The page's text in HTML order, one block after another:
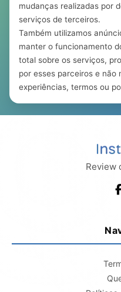
mudanças realizadas por
serviços de terceiros.
Também utilizamos
manter o funcionamento
total sobre os serviços,
por esses parceiros e não
experiências, termos ou
Review